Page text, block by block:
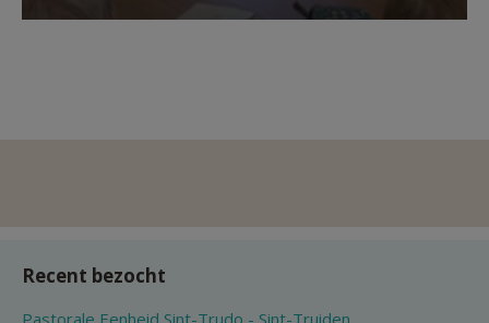
Recent bezocht
Pastorale Eenheid Sint-Trudo - Sint-Truiden